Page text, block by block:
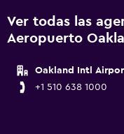
Ver todas las
Aeropuerto
Oakland Intl
+1 510 638 1000